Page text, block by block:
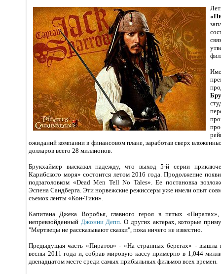
ожиданий компании в финансовом плане, заработав сверх
долларов всего 28 миллионов.
Брукхаймер высказал надежду, что выход 5-й серии
Карибского моря» состоится летом 2016 года. Продолжение
подзаголовком «Dead Men Tell No Tales». Ее постановка
Эспена Сандберга. Эти норвежские режиссеры уже имели опыт
съемок ленты «Кон-Тики».
Капитана Джека Воробья, главного героя в пятых
непревзойденный Джонни Депп. О других актерах, которые
"Мертвецы не рассказывают сказки", пока ничего не известно.
Предыдущая часть «Пиратов» - «На странных берегах» - вышла
весны 2011 года и, собрав мировую кассу примерно в 1,044
двенадцатом месте среди самых прибыльных фильмов всех времен.